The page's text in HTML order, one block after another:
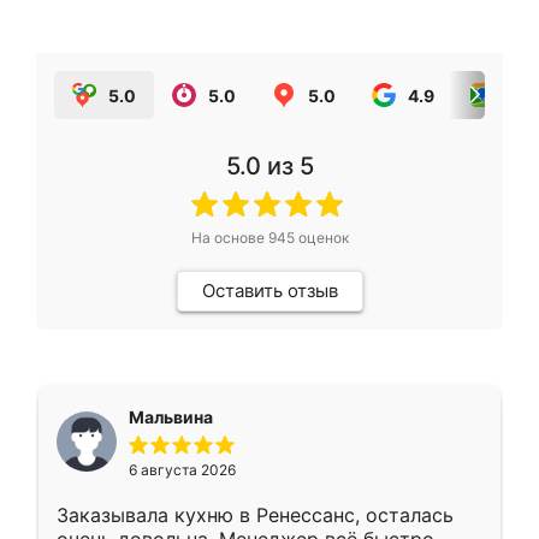
5.0 5.0 5.0 4.9
5.0 из 5
На основе 945оценок
Оставить отзыв
Мальвина
6 августа 2026
Заказывала кухню в Ренессанс, осталась